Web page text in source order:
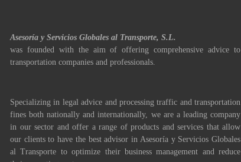
Asesoría y Servicios Globales al Transporte, S.L.
was founded with the aim of offering comprehensive advice to
transportation companies and professionals.
Specializing in legal advice and processing traffic and transportation
fines both nationally and internationally, we are a leading company
in our sector and offer a range of products and services that allow
our clients to have the best advisor in Asesoría y Servicios Globales
al Transporte to optimize their business management and reduce